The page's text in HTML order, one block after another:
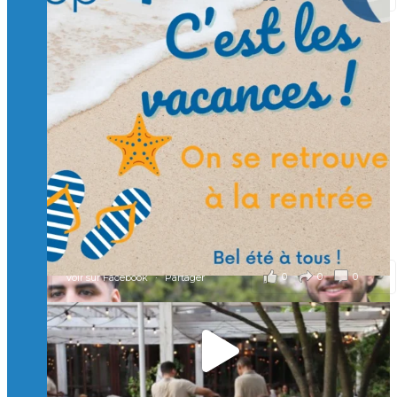
Charger plus Suivre sur Instagram
🙏 Soutenez l’Isep via la taxe d’apprentissage 2026
et contribuons ensemble à former les générations
d’ingénieurs de demain. 🙏
Merci à tous !
🎯 Taxe d’apprentissage 2026 : avec l'Isep, investissez pour
un numérique au service de l'humain !
À l’Isep, nous formons des ingénieurs, des bachelors, des
Mastères Spécialisés, qui allient excellence technologique et
valeurs humaines, au cœur de notre pro
...Voir plus
il y a 2 mois
0 0 0
Voir sur Facebook · Partager
🚀Afterwork à Genève 🚀
🥳 Le 22 avril dernier, 14 Alumni vivant / travaillant